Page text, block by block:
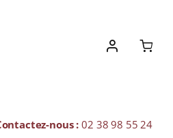
nous :02 38 98 55 24